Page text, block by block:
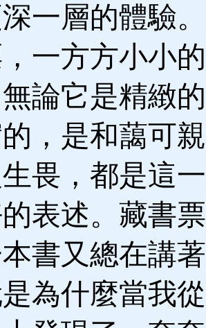
一層的體驗
一方方小小
論它是精緻
，是和藹可
畏，都是這
表述。藏書
書又總在講
為什麼當我